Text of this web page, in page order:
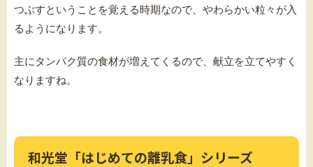
つぶすということを覚える時期なので、やわらかい粒々が入
るようになります。
主にタンパク質の食材が増えてくるので、献立を立てやすく
なりますね。
和光堂「はじめての離乳食」シリーズ